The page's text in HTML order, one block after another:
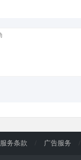
服务条款 / 广告服务 /